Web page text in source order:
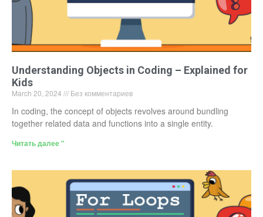
Understanding Objects in Coding – Explained for
Kids
March 20, 2024 Без комментариев
In coding, the concept of objects revolves around bundling
together related data and functions into a single entity.
Читать далее "